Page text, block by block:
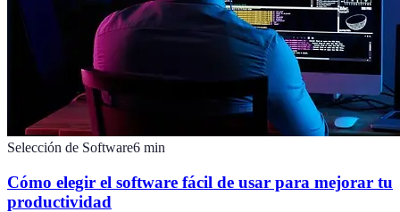
Selección de Software6 min
Cómo elegir el software fácil de usar para mejorar tu
productividad